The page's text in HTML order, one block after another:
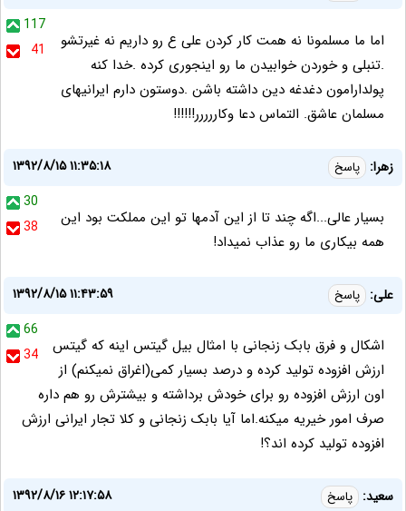
117
41
اما ما مسلمونا نه همت کار کردن علی ع رو داریم نه غیرتشو
.تنبلی و خوردن خوابیدن ما رو اینجوری کرده .خدا کنه
پولدارامون دغدغه دین داشته باشن .دوستون دارم ایرانیهای
مسلمان عاشق. التماس دعا وکاررررر!!!!!!
زهرا: پاسخ
۱۳۹۲/۸/۱۵ ۱۱:۳۵:۱۸
30
38
بسیار عالی...اگه چند تا از این آدمها تو این مملکت بود این
همه بیکاری ما رو عذاب نمیداد!
علی: پاسخ
۱۳۹۲/۸/۱۵ ۱۱:۴۳:۵۹
66
34
اشکال و فرق بابک زنجانی با امثال بیل گیتس اینه که گیتس
ارزش افزوده تولید کرده و درصد بسیار کمی(اغراق نمیکنم) از
اون ارزش افزوده رو برای خودش برداشته و بیشترش رو هم داره
صرف امور خیریه میکنه.اما آیا بابک زنجانی و کلا تجار ایرانی ارزش
افزوده تولید کرده اند؟!
سعید: پاسخ
۱۳۹۲/۸/۱۶ ۱۲:۱۷:۵۸